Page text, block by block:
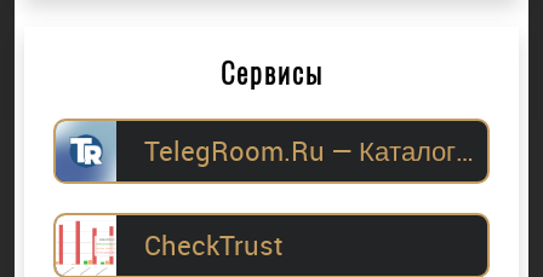
Сервисы
TelegRoom.Ru — Каталог Telegram-каналов для
CheckTrust